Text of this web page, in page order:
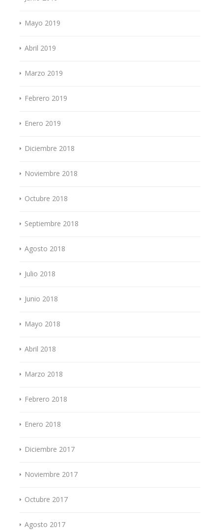
Mayo 2019
Abril 2019
Marzo 2019
Febrero 2019
Enero 2019
Diciembre 2018
Noviembre 2018
Octubre 2018
Septiembre 2018
Agosto 2018
Julio 2018
Junio 2018
Mayo 2018
Abril 2018
Marzo 2018
Febrero 2018
Enero 2018
Diciembre 2017
Noviembre 2017
Octubre 2017
Agosto 2017